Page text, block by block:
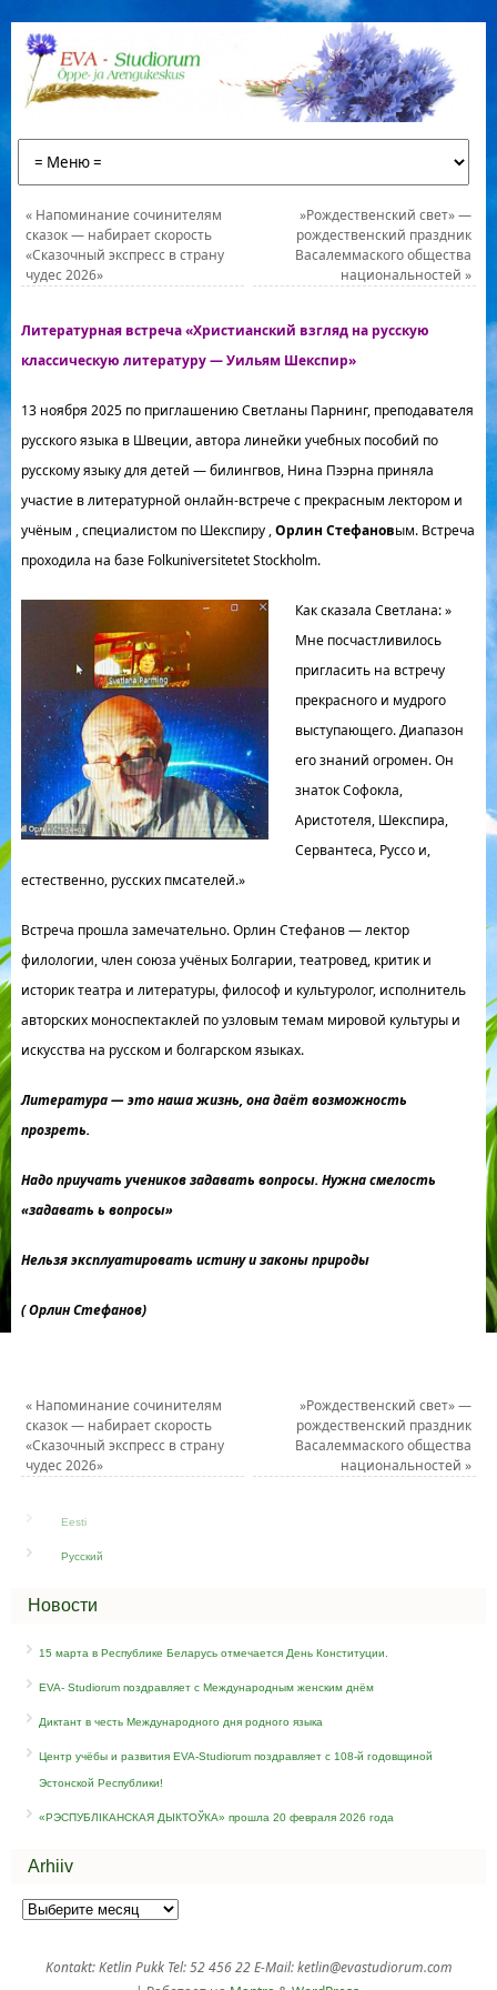
«Напоминание сочинителям
сказок — набирает скорость
«Сказочный экспресс в страну
чудес 2026»
»Рождественский свет» —
рождественский праздник
Васалеммаского общества
национальностей»
Литературная встреча «Христианский взгляд на русскую
классическую литературу — Уильям Шекспир»
13 ноября 2025 по приглашению Светланы Парнинг, преподавателя
русского языка в Швеции, автора линейки учебных пособий по
русскому языку для детей — билингвов, Нина Пээрна приняла
участие в литературной онлайн-встрече с прекрасным лектором и
учёным , специалистом по Шекспиру ,Орлин Стефановым. Встреча
проходила на базе Folkuniversitetet Stockholm.
Как сказала Светлана: »
Мне посчастливилось
пригласить на встречу
прекрасного и мудрого
выступающего. Диапазон
его знаний огромен. Он
знаток Софокла,
Аристотеля, Шекспира,
Сервантеса, Руссо и,
естественно, русских пмсателей.»
Встреча прошла замечательно. Орлин Стефанов — лектор
филологии, член союза учёных Болгарии, театровед, критик и
историк театра и литературы, философ и культуролог, исполнитель
авторских моноспектаклей по узловым темам мировой культуры и
искусства на русском и болгарском языках.
Литература — это наша жизнь, она даёт возможность
прозреть.
Надо приучать учеников задавать вопросы. Нужна смелость
«задавать ь вопросы»
Нельзя эксплуатировать истину и законы природы
( Орлин Стефанов)
«Напоминание сочинителям
сказок — набирает скорость
«Сказочный экспресс в страну
чудес 2026»
»Рождественский свет» —
рождественский праздник
Васалеммаского общества
национальностей»
Eesti
Русский
Новости
15 марта в Республике Беларусь отмечается День Конституции.
EVA- Studiorum поздравляет c Международным женским днём
Диктант в честь Международного дня родного языка
Центр учёбы и развития EVA-Studiorum поздравляет с 108-й годовщиной
Эстонской Республики!
«РЭСПУБЛІКАНСКАЯ ДЫКТОЎКА» прошла 20 февраля 2026 года
Arhiiv
Kontakt: Ketlin Pukk Tel: 52 456 22 E-Mail: ketlin@evastudiorum.com